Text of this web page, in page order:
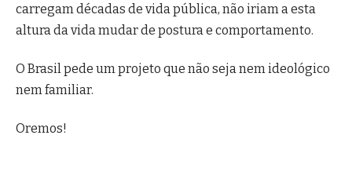
carregam décadas de vida pública, não iriam a esta
altura da vida mudar de postura e comportamento.
O Brasil pede um projeto que não seja nem ideológico
nem familiar.
Oremos!